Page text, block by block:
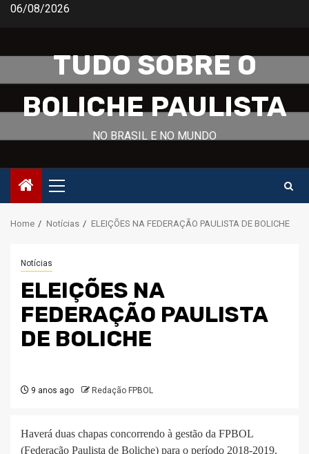
Skip06/08/2026
TUDO SOBRE O
BOLICHE PAULISTA
NO BRASIL E NO MUNDO
Primary
Menu
Home Notícias ELEIÇÕES NA FEDERAÇÃO PAULISTA DE BOLICHE
Notícias
ELEIÇÕES NA
FEDERAÇÃO PAULISTA
DE BOLICHE
9 anos ago Redação FPBOL
Haverá duas chapas concorrendo à gestão da FPBOL
(Federação Paulista de Boliche) para o período 2018-2019.